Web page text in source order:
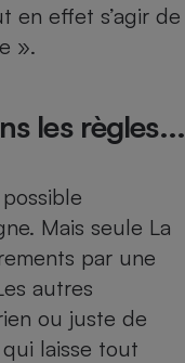
en effet s’agir de
».
les règles...
Mais seule La
par une
autres
ou juste de
laisse tout
de cuisson à
induction
Climatiseur -
Ventilateur